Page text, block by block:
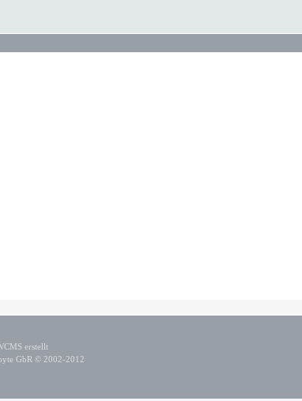
erstellt
GbR © 2002-2012